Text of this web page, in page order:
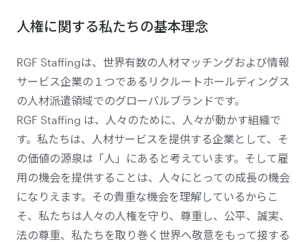
人権に関する私たちの基本理念
RGF Staffingは、世界有数の人材マッチングおよび情報
サービス企業の１つであるリクルートホールディングス
の人材派遣領域でのグローバルブランドです。
RGF Staffing は、人々のために、人々が動かす組織で
す。私たちは、人材サービスを提供する企業として、そ
の価値の源泉は「人」にあると考えています。そして雇
用の機会を提供することは、人々にとっての成長の機会
になりえます。その貴重な機会を理解しているからこ
そ、私たちは人々の人権を守り、尊重し、 公平、誠実、
法の尊重、私たちを取り巻く世界へ敬意をもって接する